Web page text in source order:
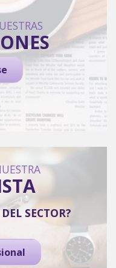
SECTOR?